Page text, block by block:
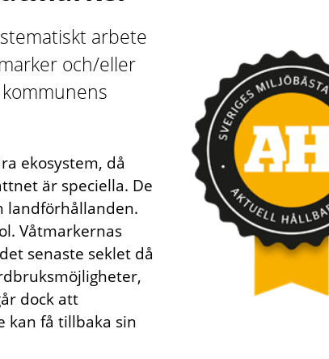
arbete
och/eller
ekosystem, då
är speciella. De
landförhållanden.
Våtmarkernas
senaste seklet då
dock att
kan få tillbaka sin